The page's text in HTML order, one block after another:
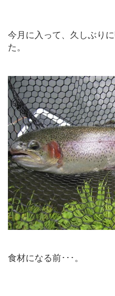
今月に入って、久しぶり
た。
食材になる前･･･。